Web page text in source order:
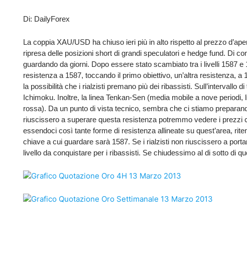
Broker con Spread 0
Tutte le Valute Disponibili
Tutti gli Indici Disponibili
Perché Fidarsi di Noi
Di: DailyForex
La coppia XAU/USD ha chiuso ieri più in alto rispetto al prezzo
ripresa delle posizioni short di grandi speculatori e hedge fund. Di
guardando da giorni. Dopo essere stato scambiato tra i livelli 1587
resistenza a 1587, toccando il primo obiettivo, un’altra resistenza,
la possibilità che i rialzisti premano più dei ribassisti. Sull’intervallo
Ichimoku. Inoltre, la linea Tenkan-Sen (media mobile a nove
rossa). Da un punto di vista tecnico, sembra che ci stiamo
riuscissero a superare questa resistenza potremmo vedere i prezzi
essendoci così tante forme di resistenza allineate su quest’area,
chiave a cui guardare sarà 1587. Se i rialzisti non riuscissero a
livello da conquistare per i ribassisti. Se chiudessimo al di sotto di